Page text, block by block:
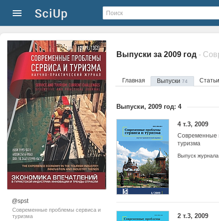
@spst
Современные проблемы сервиса и
туризма
Выпуски за 2009 год -
Главная Выпуски 74
Выпуски, 2009 год: 4
4 т.3, 2009
Современные
туризма
Выпуск журнала
2 т.3, 2009